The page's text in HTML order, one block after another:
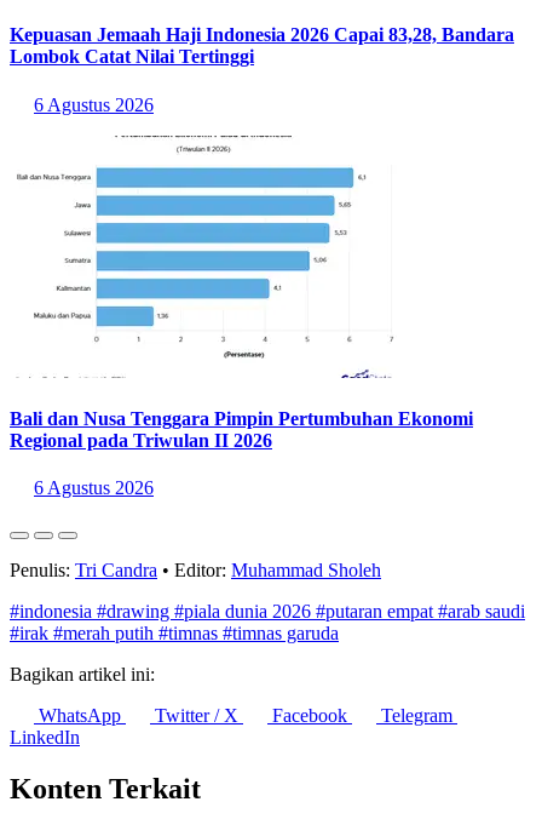
kompetisi. Sehingga tiap negara di masing-masing grup akan
Indonesia dijadwalkan bertemu Arab Saudi di
pada 8 Oktober. Berikutnya Indonesia bertemu Irak pada 11
Oktober.
Di putaran empat ini, hanya juara di masing-masing grup yang akan
Piala Dunia 2026.Runner-up
bertemu di putaran lima pada November mendatang. Pemenang
play-off intercontinental
Statistik Terbaru
Kepuasan Jemaah Haji Indonesia 2026 Capai 83,28, Bandara